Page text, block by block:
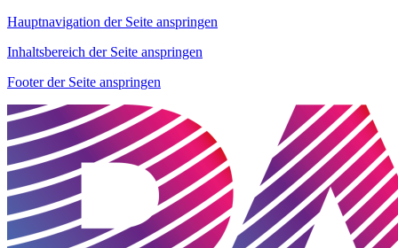
Hauptnavigation der Seite anspringen
Inhaltsbereich der Seite anspringen
Footer der Seite anspringen